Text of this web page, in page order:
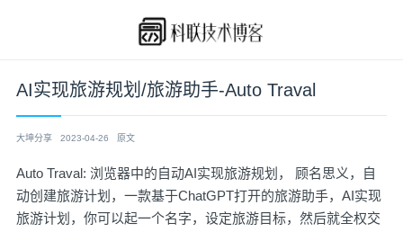
AI实现旅游规划/旅游助手-Auto Traval
大坤分享 2023-04-26 原文
Auto Traval: 浏览器中的自动AI实现旅游规划， 顾名思义，自
动创建旅游计划，一款基于ChatGPT打开的旅游助手，AI实现
旅游计划，你可以起一个名字，设定旅游目标，然后就全权交